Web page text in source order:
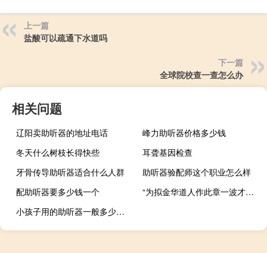
上一篇
盐酸可以疏通下水道吗
下一篇
全球院校查一查怎么办
相关问题
辽阳卖助听器的地址电话
峰力助听器价格多少钱
冬天什么树枝长得快些
耳聋基因检查
牙骨传导助听器适合什么人群
助听器验配师这个职业怎么样
配助听器要多少钱一个
“为拟金华道人作此章一波才动万波随”的出处是哪里
小孩子用的助听器一般多少钱一个?